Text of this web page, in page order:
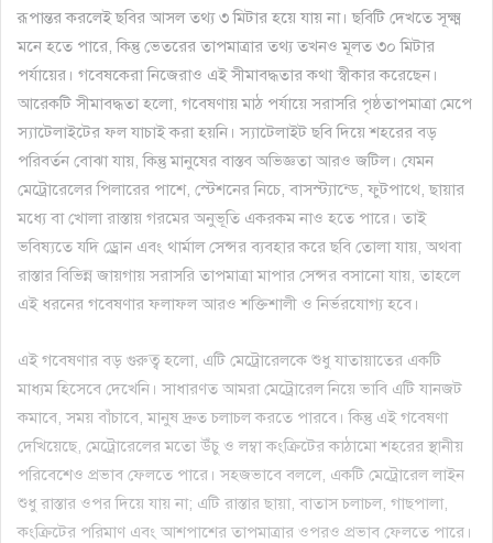
রূপান্তর করলেই ছবির আসল তথ্য ৩ মিটার হয়ে যায় না। ছবিটি দেখতে সূক্ষ্ম
মনে হতে পারে, কিন্তু ভেতরের তাপমাত্রার তথ্য তখনও মূলত ৩০ মিটার
পর্যায়ের। গবেষকেরা নিজেরাও এই সীমাবদ্ধতার কথা স্বীকার করেছেন।
আরেকটি সীমাবদ্ধতা হলো, গবেষণায় মাঠ পর্যায়ে সরাসরি পৃষ্ঠতাপমাত্রা মেপে
স্যাটেলাইটের ফল যাচাই করা হয়নি। স্যাটেলাইট ছবি দিয়ে শহরের বড়
পরিবর্তন বোঝা যায়, কিন্তু মানুষের বাস্তব অভিজ্ঞতা আরও জটিল। যেমন
মেট্রোরেলের পিলারের পাশে, স্টেশনের নিচে, বাসস্ট্যান্ডে, ফুটপাথে, ছায়ার
মধ্যে বা খোলা রাস্তায় গরমের অনুভূতি একরকম নাও হতে পারে। তাই
ভবিষ্যতে যদি ড্রোন এবং থার্মাল সেন্সর ব্যবহার করে ছবি তোলা যায়, অথবা
রাস্তার বিভিন্ন জায়গায় সরাসরি তাপমাত্রা মাপার সেন্সর বসানো যায়, তাহলে
এই ধরনের গবেষণার ফলাফল আরও শক্তিশালী ও নির্ভরযোগ্য হবে।
এই গবেষণার বড় গুরুত্ব হলো, এটি মেট্রোরেলকে শুধু যাতায়াতের একটি
মাধ্যম হিসেবে দেখেনি। সাধারণত আমরা মেট্রোরেল নিয়ে ভাবি এটি যানজট
কমাবে, সময় বাঁচাবে, মানুষ দ্রুত চলাচল করতে পারবে। কিন্তু এই গবেষণা
দেখিয়েছে, মেট্রোরেলের মতো উঁচু ও লম্বা কংক্রিটের কাঠামো শহরের স্থানীয়
পরিবেশেও প্রভাব ফেলতে পারে। সহজভাবে বললে, একটি মেট্রোরেল লাইন
শুধু রাস্তার ওপর দিয়ে যায় না; এটি রাস্তার ছায়া, বাতাস চলাচল, গাছপালা,
কংক্রিটের পরিমাণ এবং আশপাশের তাপমাত্রার ওপরও প্রভাব ফেলতে পারে।